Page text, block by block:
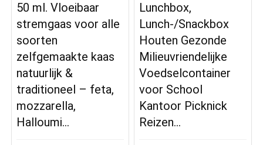
50 ml. Vloeibaar
stremgaas voor alle
soorten
zelfgemaakte kaas
natuurlijk &
traditioneel – feta,
mozzarella,
Halloumi…
Lunchbox,
Lunch-/Snackbox
Houten Gezonde
Milieuvriendelijke
Voedselcontainer
voor School
Kantoor Picknick
Reizen…